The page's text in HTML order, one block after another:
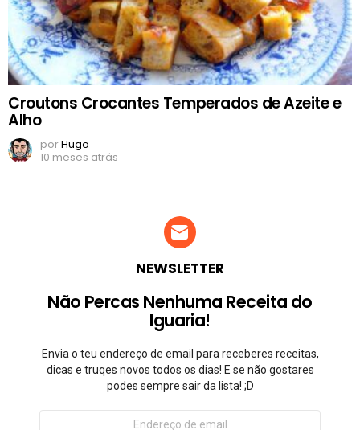
Croutons Crocantes Temperados de Azeite e
Alho
porHugo
10 meses atrás
NEWSLETTER
Não Percas Nenhuma Receita do
Iguaria!
Envia o teu endereço de email para receberes receitas,
dicas e truqes novos todos os dias! E se não gostares
podes sempre sair da lista! ;D
Endereço